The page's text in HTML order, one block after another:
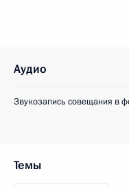
Аудио
Звукозапись совещания в
Темы